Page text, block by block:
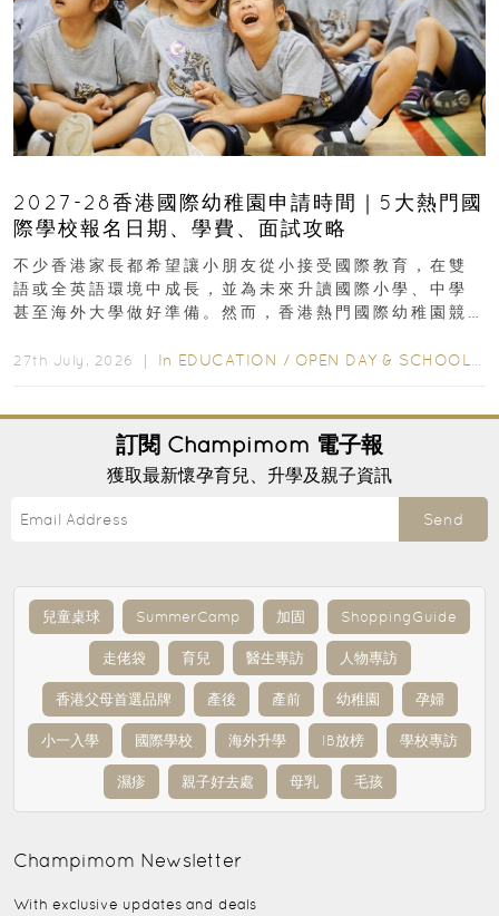
2027-28香港國際幼稚園申請時間｜5大熱門國
際學校報名日期、學費、面試攻略
不少香港家長都希望讓小朋友從小接受國際教育，在雙
語或全英語環境中成長，並為未來升讀國際小學、中學
甚至海外大學做好準備。然而，香港熱門國際幼稚園競
27th July, 2026 ｜ In EDUCATION / OPEN DAY & SCHOOL EVENTS
訂閱 Champimom 電子報
獲取最新懷孕育兒、升學及親子資訊
Send
兒童桌球 SummerCamp 加固 ShoppingGuide
走佬袋 育兒 醫生專訪 人物專訪
香港父母首選品牌 產後 產前 幼稚園 孕婦
小一入學 國際學校 海外升學 IB放榜 學校專訪
濕疹 親子好去處 母乳 毛孩
Champimom Newsletter
With exclusive updates and deals